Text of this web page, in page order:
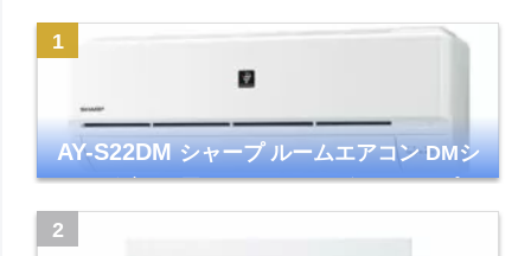
AY-S22DMシャープ ルームエアコン DMシ
リーズ 主に6畳 ホワイト 2024年モデル プラ